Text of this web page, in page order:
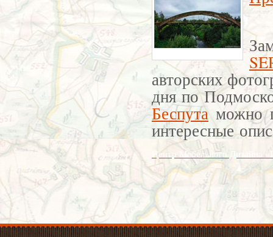
авторских
дня по
Беспутаможно
интересные
Центр Мебельного Дизайна